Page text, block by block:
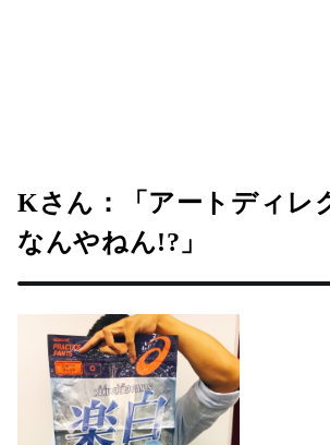
Kさん：「アートディレ
なんやねん!?」